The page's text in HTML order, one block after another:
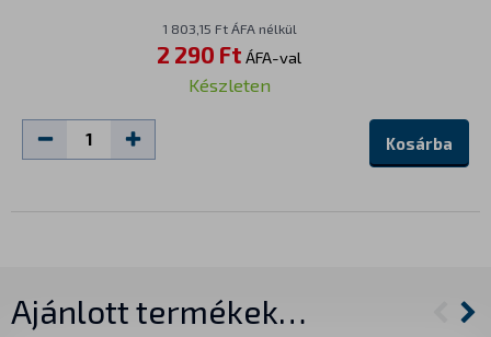
1 803,15 Ft ÁFA nélkül
2 290 Ft ÁFA-val
Készleten
Kosárba
Ajánlott termékek…